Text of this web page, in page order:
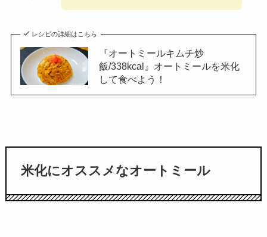
レシピの詳細はこちら
『オートミールキムチ炒
飯/338kcal』オートミールを米化
して食べよう！
米化にオススメなオートミール